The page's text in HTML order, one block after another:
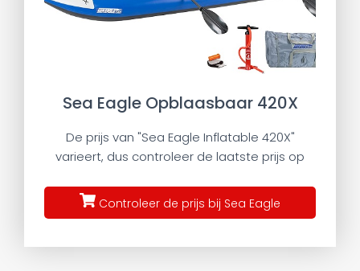
Sea Eagle Opblaasbaar 420X
De prijs van "Sea Eagle Inflatable 420X"
varieert, dus controleer de laatste prijs op
Controleer de prijs bij Sea Eagle